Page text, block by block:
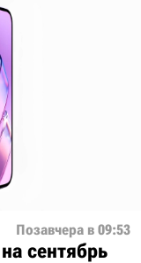
Позавчера в 09:53
сентябрь